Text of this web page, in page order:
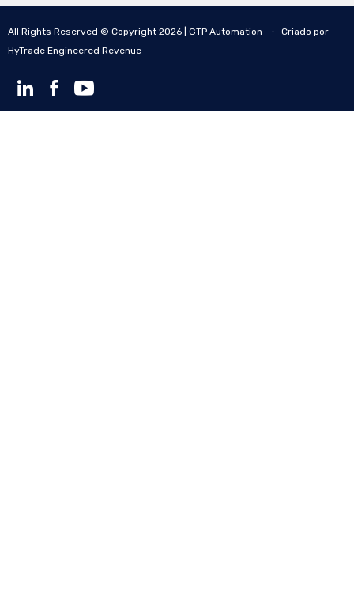
All Rights Reserved © Copyright 2026 | GTP Automation ∙ Criado por
HyTrade Engineered Revenue